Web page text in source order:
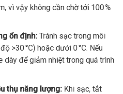
vì vậy không cần chờ tới 100 %
ổn định:Tránh sạc trong môi
>30 °C) hoặc dưới 0 °C. Nếu
dày để giảm nhiệt trong quá trình
thụ năng lượng:Khi sạc, tắt